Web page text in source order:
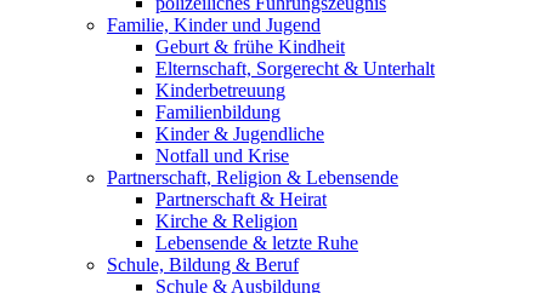
Familie, Kinder und Jugend
Geburt & frühe Kindheit
Elternschaft, Sorgerecht & Unterhalt
Kinderbetreuung
Familienbildung
Kinder & Jugendliche
Notfall und Krise
Partnerschaft, Religion & Lebensende
Partnerschaft & Heirat
Kirche & Religion
Lebensende & letzte Ruhe
Schule, Bildung & Beruf
Schule & Ausbildung